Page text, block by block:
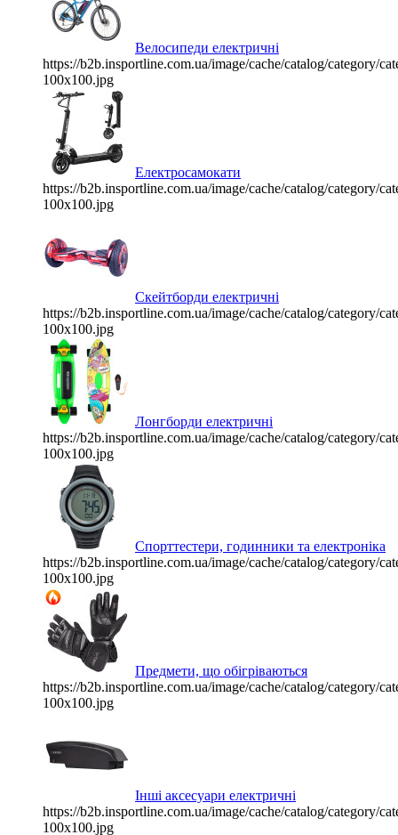
Велосипеди електричні
https://b2b.insportline.com.ua/image/cache/catalog/category/
100x100.jpg
Електросамокати
https://b2b.insportline.com.ua/image/cache/catalog/category/
100x100.jpg
Скейтборди електричні
https://b2b.insportline.com.ua/image/cache/catalog/category/
100x100.jpg
Лонгборди електричні
https://b2b.insportline.com.ua/image/cache/catalog/category/
100x100.jpg
Спорттестери, годинники та електроніка
https://b2b.insportline.com.ua/image/cache/catalog/category/
100x100.jpg
Предмети, що обігріваються
https://b2b.insportline.com.ua/image/cache/catalog/category/
100x100.jpg
Інші аксесуари електричні
https://b2b.insportline.com.ua/image/cache/catalog/category/
100x100.jpg